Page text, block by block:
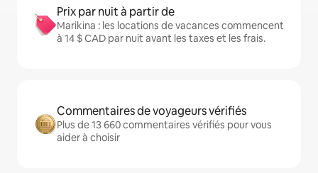
Prix par nuit à partir de
Marikina : les locations de vacances commencent
à 14 $ CAD par nuit avant les taxes et les frais.
Commentaires de voyageurs vérifiés
Plus de 13 660 commentaires vérifiés pour vous
aider à choisir